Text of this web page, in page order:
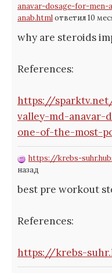
anavar-dosage-for-
anab.htmlответил 10
why are steroids
References:
https://
valley-md-anavar-
one-of-the-most-
https://krebs-
назад
best pre workout
References:
https://krebs-